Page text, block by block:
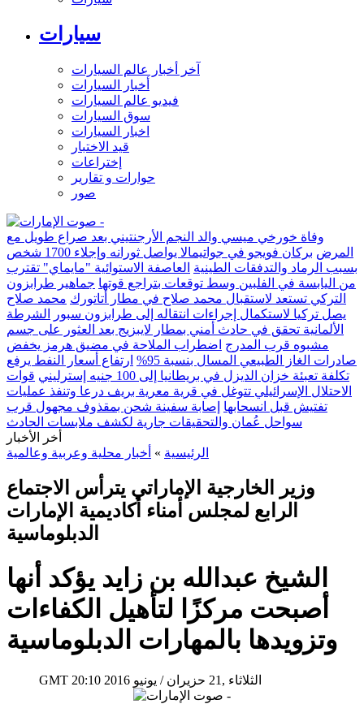
سيارات
آخر أخبار عالم السيارات
أخبار السيارات
فيديو عالم السيارات
سوق السيارات
اخبار السيارات
قيد الاختبار
إختراعات
حوارات و تقارير
صور
وفاة خورخي ميسي والد النجم الأرجنتيني بعد صراع طويل مع
المرض
بركان فويجو في جواتيمالا يواصل ثورانه وإجلاء 1700 شخص
بسبب الرماد والتدفقات الطينية العاصفة الاستوائية "مايماي" تقترب
من اليابسة في الفلبين وسط توقعات بتراجع قوتها جماهير طرابزون
التركي تستعد لاستقبال محمد صلاح في مطار أتاتورك محمد صلاح
يصل تركيا لاستكمال إجراءات انتقاله إلى طرابزون سبور
الشرطة
الألمانية تحقق في حادث أمني بمطار لايبزيج بعد العثور على جسم
مشبوه قرب المدرج اضطراب الملاحة في مضيق هرمز يخفض
صادرات الغاز الطبيعي المسال بنسبة 95%
ارتفاع أسعار النفط يرفع
تكلفة تعبئة خزان الديزل في بريطانيا إلى 100 جنيه إسترليني
قوات
الاحتلال الإسرائيلي تتوغل في قرية معرية بريف درعا وتنفذ عمليات
تفتيش قبل انسحابها إصابة سفينة شحن بمقذوف مجهول قرب
سواحل عُمان والتحقيقات جارية لكشف ملابسات الحادث
أخر الأخبار
الرئيسية » أخبار محلية وعربية وعالمية
وزير الخارجية الإماراتي يترأس الاجتماع
الرابع لمجلس أمناء أكاديمية الإمارات
الدبلوماسية
الشيخ عبدالله بن زايد يؤكد أنها
أصبحت مركزًا لتأهيل الكفاءات
وتزويدها بالمهارات الدبلوماسية
GMT 20:10 2016 الثلاثاء ,21 حزيران / يونيو